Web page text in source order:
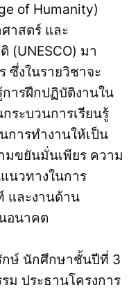
of Humanity)
าสตร์ และ
(UNESCO) มา
ซึ่งในรายวิชาจะ
การฝึกปฏิบัติงานใน
ระบวนการเรียนรู้
การทำงานให้เป็น
มขยันมั่นเพียร ความ
นวทางในการ
และงานด้าน
อนาคต
ษ์ นักศึกษาชั้นปีที่ 3
ม ประธานโครงการ